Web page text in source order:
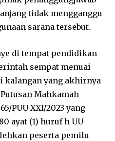
tidak mengganggu
sarana tersebut.
di tempat pendidikan
sempat menuai
kalangan yang akhirnya
Mahkamah
PUU-XXI/2023 yang
ayat (1) huruf h UU
peserta pemilu